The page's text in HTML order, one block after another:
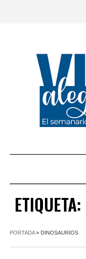
ETIQUETA:
PORTADA» DINOSAURIOS